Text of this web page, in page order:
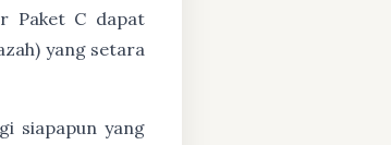
Paket C dapat
yang setara
siapapun yang